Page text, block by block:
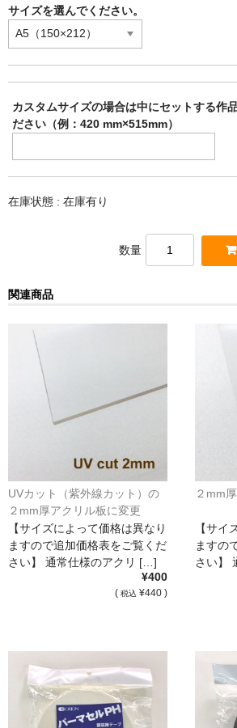
サイズを選んでください。
カスタムサイズの場合は中にセットする作
ださい（例：420 mm×515mm）
在庫状態 : 在庫有り
数量
関連商品
UVカット（紫外線カット）の
２mm厚アクリル板に変更
【サイズによって価格は異なり
ますので追加価格表をご覧くだ
さい】 通常仕様のアクリ […]
¥400
( 税込 ¥440 )
２mm
【サイ
ますの
さい】